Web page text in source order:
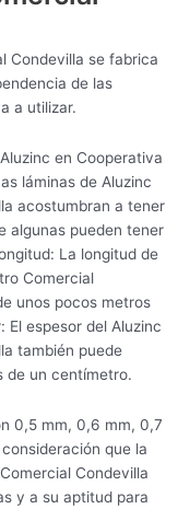
Condevilla se fabrica
de las
a utilizar.
en Cooperativa
láminas de Aluzinc
acostumbran a tener
algunas pueden tener
La longitud de
Comercial
unos pocos metros
El espesor del Aluzinc
también puede
de un centímetro.
0,5 mm, 0,6 mm, 0,7
que la
Condevilla
y a su aptitud para